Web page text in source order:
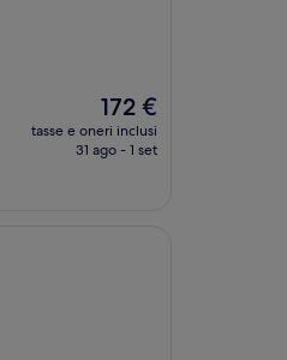
Il
prezzo
attuale
172 €
tasse e oneri inclusi
31 ago - 1 set